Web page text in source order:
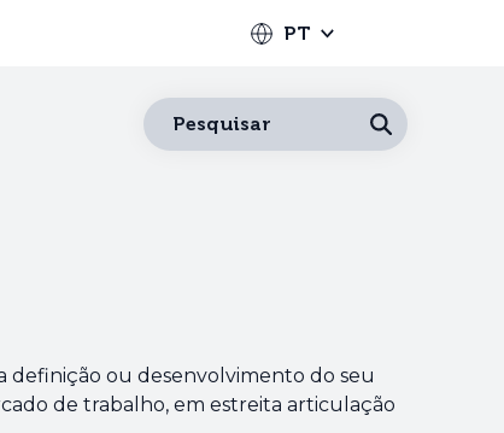
PT
Português
Español
Italiano
Nederlands
Pesquisar
definição ou desenvolvimento do seu
de trabalho, em estreita articulação